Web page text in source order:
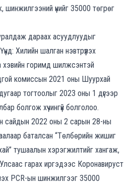
үнийг 35000 төгрөг
дараах асуудлуудыг
Хилийн шалган нэвтрүүлэх
хэвийн горимд шилжсэнтэй
комиссын 2021 оны Шуурхай
тогтоолыг 2023 оны 1 дүгээр
болгож хүчингүй болголоо.
сайдын 2022 оны 2 сарын 28-ны
баталсан “Төлбөрийн жишиг
тушаалын хэрэгжилтийг хангаж,
гарах иргэдээс Коронавируст
РСR-ын шинжилгээг 35000